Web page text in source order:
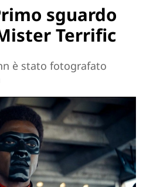
sguardo
Terrific
è stato fotografato